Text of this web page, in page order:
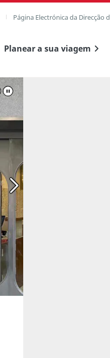
Página Electrónica da Direcção
Planear a sua viagem